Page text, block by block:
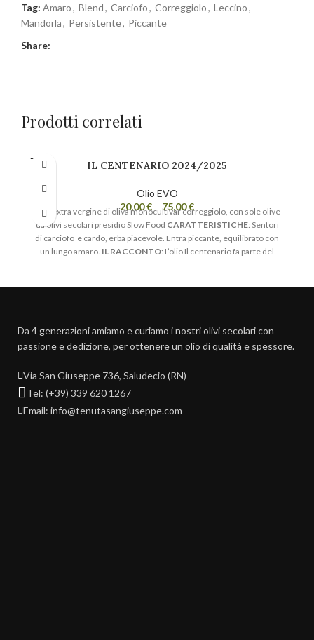
Tag: Amaro, Blend, Carciofo, Correggiolo, Leccino,
Mandorla, Persistente, Piccante
Share:
Prodotti correlati
ESAUR
ITO
IL CENTENARIO 2024/2025
Olio EVO
20,00€ – 75,00€
Olio extra vergine di oliva monocultivar correggiolo, con sole olive
da olivi secolari presidio Slow Food CARATTERISTICHE: Sentori
di carciofo e cardo, erba piacevole. Entra piccante, equilibrato con
un lungo amaro. IL RACCONTO: L’olio Il centenario fa parte del
Da 4 generazioni amiamo e curiamo i nostri olivi secolari con
passione e dedizione, per ottenere un olio di qualità e spessore.
Via San Giuseppe 736, Saludecio (RN)
Tel: (+39) 339 620 1267
Email: info@tenutasangiuseppe.com